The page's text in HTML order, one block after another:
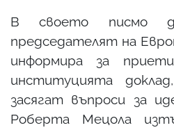
В своето писмо
председателят на
информира за
институцията
засягат въпроси за
Роберта Мецола